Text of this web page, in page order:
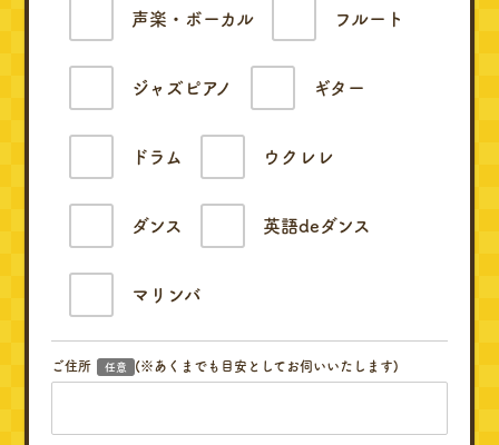
声楽・ボーカル フルート
ジャズピアノ ギター
ドラム ウクレレ
ダンス 英語deダンス
マリンバ
ご住所 任意 (※あくまでも目安としてお伺いいたします)